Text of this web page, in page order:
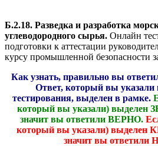
Б.2.18. Разведка и разработка
углеводородного сырья. Онлайн
подготовки к аттестации
курсу промышленной безопасности
Как узнать, правильно вы
Ответ, который вы указали
тестирования, выделен в рамке.
который вы указали)
значит вы ответили ВЕРНО.
который вы указали)
значит вы